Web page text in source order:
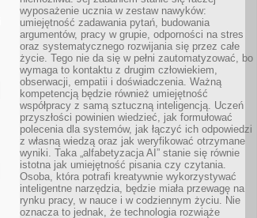
wyposażenie ucznia w zestaw nawyków:
umiejętność zadawania pytań, budowania
argumentów, pracy w grupie, odporności na stres
oraz systematycznego rozwijania się przez całe
życie. Tego nie da się w pełni zautomatyzować, bo
wymaga to kontaktu z drugim człowiekiem,
obserwacji, empatii i doświadczenia. Ważną
kompetencją będzie również umiejętność
współpracy z samą sztuczną inteligencją. Uczeń
przyszłości powinien wiedzieć, jak formułować
polecenia dla systemów, jak łączyć ich odpowiedzi
z własną wiedzą oraz jak weryfikować otrzymane
wyniki. Taka „alfabetyzacja AI” stanie się równie
istotna jak umiejętność pisania czy czytania.
Osoba, która potrafi kreatywnie wykorzystywać
inteligentne narzędzia, będzie miała przewagę na
rynku pracy, w nauce i w codziennym życiu. Nie
oznacza to jednak, że technologia rozwiąże